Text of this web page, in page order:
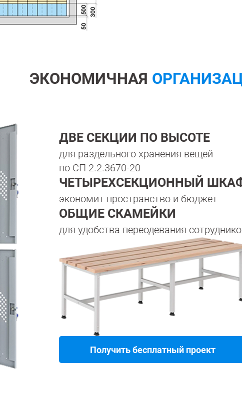
ЭКОНОМИЧНАЯ
ДВЕ СЕКЦИИ ПО ВЫСОТЕ
для раздельного хранения вещей
по СП 2.2.3670-20
ЧЕТЫРЕХСЕКЦИОННЫЙ
экономит пространство и бюджет
ОБЩИЕ СКАМЕЙКИ
для удобства переодевания
Получить бесплатный проект